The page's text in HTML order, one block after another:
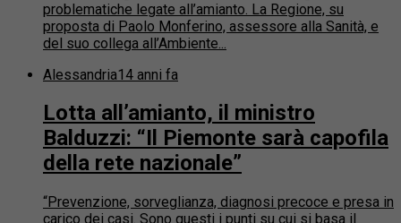
problematiche legate all’amianto. La Regione, su
proposta di Paolo Monferino, assessore alla Sanità, e
del suo collega all’Ambiente...
Alessandria14 anni fa
Lotta all’amianto, il ministro
Balduzzi: “Il Piemonte sarà capofila
della rete nazionale”
“Prevenzione, sorveglianza, diagnosi precoce e presa in
carico dei casi. Sono questi i punti su cui si basa il